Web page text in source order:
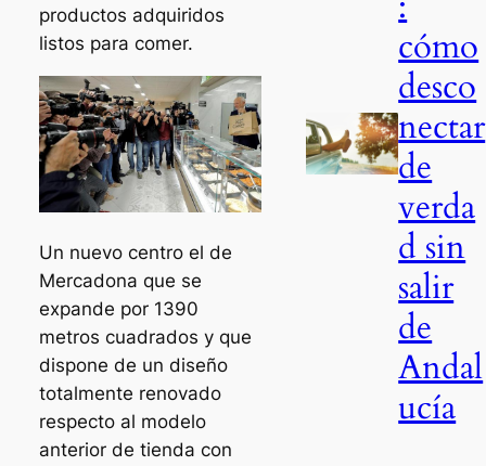
productos adquiridos
listos para comer.
Un nuevo centro el de
Mercadona que se
expande por 1390
metros cuadrados y que
dispone de un diseño
totalmente renovado
respecto al modelo
anterior de tienda con
cómo
desco
nectar
de
verda
d sin
salir
de
Andal
ucía